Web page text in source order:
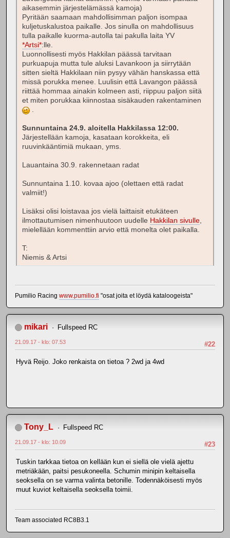
aikasemmin järjestelämässä kamoja)
Pyritään saamaan mahdollisimman paljon isompaa
kuljetuskalustoa paikalle. Jos sinulla on mahdollisuus
tulla paikalle kuorma-autolla tai pakulla laita YV
*Artsi*:lle.
Luonnollisesti myös Hakkilan päässä tarvitaan
purkuapuja mutta tule aluksi Lavankoon ja siirrytään
sitten sieltä Hakkilaan niin pysyy vähän hanskassa että
missä porukka menee. Luulisin että Lavangon päässä
riittää hommaa ainakin kolmeen asti, riippuu paljon siitä
et miten porukkaa kiinnostaa sisäkauden rakentaminen
.
Sunnuntaina 24.9. aloitella Hakkilassa 12:00.
Järjestellään kamoja, kasataan korokkeita, eli
ruuvinkääntimiä mukaan, yms.
Lauantaina 30.9. rakennetaan radat
Sunnuntaina 1.10. kovaa ajoo (olettaen että radat
valmiit!)
Lisäksi olisi loistavaa jos vielä laittaisit etukäteen
ilmottautumisen nimenhuutoon uudelle Hakkilan sivulle,
mielellään kommenttiin arvio että monelta olet paikalla.
T:
Niemis & Artsi
Pumilio Racing www.pumilio.fi "osat joita et löydä kataloogeista"
mikari Fullspeed RC
#22
21.09.17 - klo: 07.53
Hyvä Reijo. Joko renkaista on tietoa ? 2wd ja 4wd
Tony_L Fullspeed RC
#23
21.09.17 - klo: 10.09
Tuskin tarkkaa tietoa on kellään kun ei siellä ole vielä ajettu
metriäkään, paitsi pesukoneella. Schumin minipin keltaisella
seoksella on se varma valinta betonille. Todennäköisesti myös
muut kuviot keltaisella seoksella toimii.
Team associated RC8B3.1